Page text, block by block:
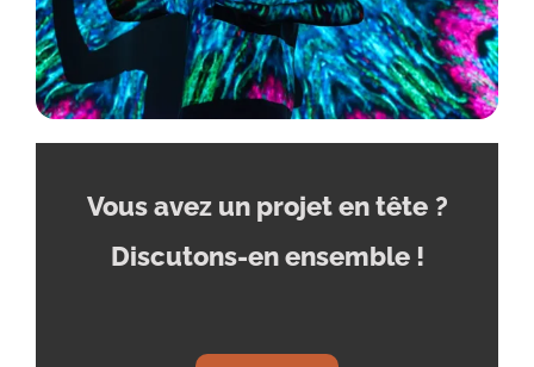
Vous avez un projet en tête ?
Discutons-en ensemble !